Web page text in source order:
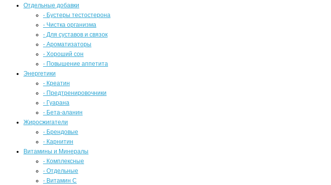
Отдельные добавки
- Бустеры тестостерона
- Чистка организма
- Для суставов и связок
- Ароматизаторы
- Хороший сон
- Повышение аппетита
Энергетики
- Креатин
- Предтренировочники
- Гуарана
- Бета-аланин
Жиросжигатели
- Брендовые
- Карнитин
Витамины и Минералы
- Комплексные
- Отдельные
- Витамин С